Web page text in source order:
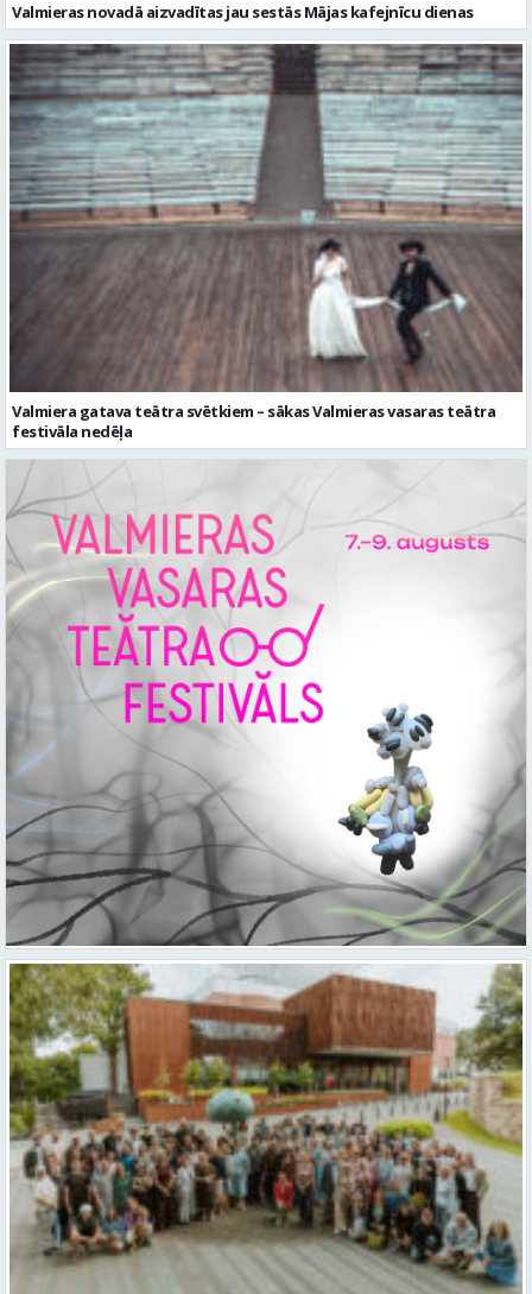
Valmieras novadā aizvadītas jau sestās Mājas kafejnīcu dienas
Valmiera gatava teātra svētkiem – sākas Valmieras vasaras teātra
festivāla nedēļa